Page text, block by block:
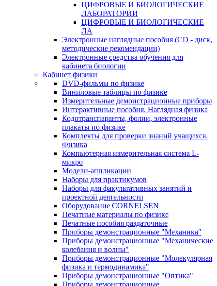
ЦИФРОВЫЕ И БИОЛОГИЧЕСКИЕ
ЛАБОРАТОРИИ
ЦИФРОВЫЕ И БИОЛОГИЧЕСКИЕ
ЛА
Электронные наглядные пособия (CD - диск,
методические рекомендации)
Электронные средства обучения для
кабинета биологии
Кабинет физики
DVD-фильмы по физике
Виниловые таблицы по физике
Измерительные демонстрационные приборы
Интерактивные пособия. Наглядная физика
Кодотранспаранты, фолии, электронные
плакаты по физике
Комплекты для проверки знаний учащихся.
Физика
Компьютерная измерительная система L-
микро
Модели-аппликации
Наборы для практикумов
Наборы для факультативных занятий и
проектной деятельности
Оборудование CORNELSEN
Печатные материалы по физике
Печатные пособия раздаточные
Приборы демонстрационные "Механика"
Приборы демонстрационные "Механические
колебания и волны"
Приборы демонстрационные "Молекулярная
физика и термодинамика"
Приборы демонстрационные "Оптика"
Приборы демонстрационные